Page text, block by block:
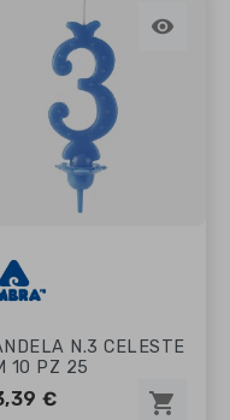

N.3 CELESTE
10 PZ 25
€ shopping_cart